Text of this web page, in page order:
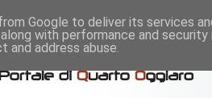
Google to deliver its services
with performance and
address abuse.